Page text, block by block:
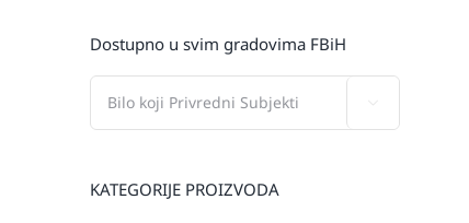
Dostupno u svim gradovima FBiH
KATEGORIJE PROIZVODA